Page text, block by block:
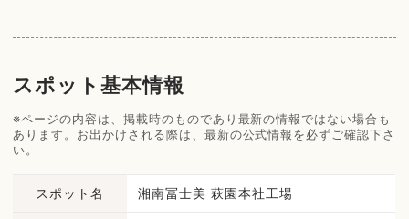
スポット基本情報
※ページの内容は、掲載時のものであり最新の情報ではない場合も
あります。お出かけされる際は、最新の公式情報を必ずご確認下さ
い。
スポット名 湘南冨士美 萩園本社工場